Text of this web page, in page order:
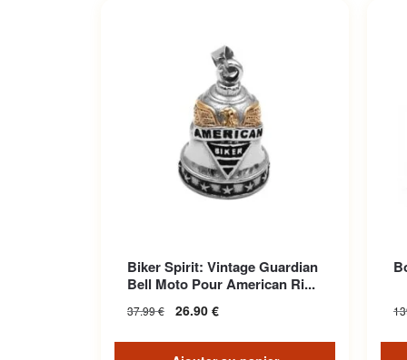
Biker Spirit: Vintage Guardian
Bell Moto Pour American Ri...
37.99€ 26.90 €